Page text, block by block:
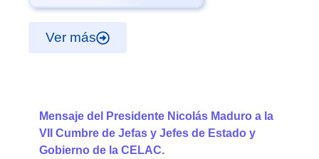
Ver más
Mensaje del Presidente Nicolás Maduro a la
VII Cumbre de Jefas y Jefes de Estado y
Gobierno de la CELAC.